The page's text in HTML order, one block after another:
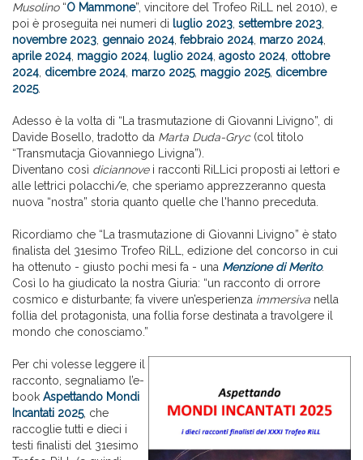
Musolino“O Mammone”, vincitore del Trofeo RiLL nel 2010), e
poi è proseguita nei numeri di luglio 2023 settembre 2023
novembre 2023 gennaio 2024 febbraio 2024 marzo 2024
aprile 2024 maggio 2024 luglio 2024 agosto 2024 ottobre
2024 dicembre 2024 marzo 2025, maggio 2025, dicembre
2025.
Adesso è la volta di “La trasmutazione di Giovanni Livigno”, di
Davide Bosello, tradotto da Marta Duda-Gryc(col titolo
“Transmutacja Giovanniego Livigna”).
Diventano così diciannovei racconti RiLLici proposti ai lettori e
alle lettrici polacchi/e, che speriamo apprezzeranno questa
nuova “nostra” storia quanto quelle che l'hanno preceduta.
Ricordiamo che “La trasmutazione di Giovanni Livigno” è stato
finalista del 31esimo Trofeo RiLL, edizione del concorso in cui
ha ottenuto - giusto pochi mesi fa - una Menzione di Merito.
Così lo ha giudicato la nostra Giuria: “un racconto di orrore
cosmico e disturbante; fa vivere un’esperienza immersiva nella
follia del protagonista, una follia forse destinata a travolgere il
mondo che conosciamo.”
Per chi volesse leggere il
racconto, segnaliamo l’e-
book Aspettando Mondi
Incantati 2025, che
raccoglie tutti e dieci i
testi finalisti del 31esimo